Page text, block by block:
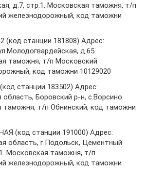
д.7, стр.1. Московская таможня, т/п
железнодорожный, код таможни
(код станции 181808) Адрес:
д.65.
таможня, т/п Московский
код таможни 10129020
станции 183502) Адрес:
область, Боровский р-н, с.Ворсино.
таможня, т/п Обнинский, код таможни
(код станции 191000) Адрес:
область, г.Подольск, Цементный
Московская таможня, т/п
железнодорожный, код таможни